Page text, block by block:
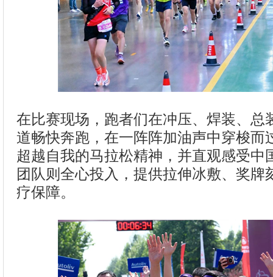
在比赛现场，跑者们在冲压、焊装、总
道畅快奔跑，在一阵阵加油声中穿梭而
超越自我的马拉松精神，并直观感受中
团队则全心投入，提供拉伸冰敷、奖牌
疗保障。